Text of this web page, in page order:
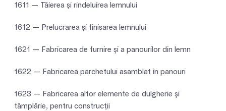
1611 — Tăierea şi rindeluirea lemnului
1612 — Prelucrarea și finisarea lemnului
1621 — Fabricarea de furnire şi a panourilor din lemn
1622 — Fabricarea parchetului asamblat în panouri
1623 — Fabricarea altor elemente de dulgherie şi
tâmplărie, pentru construcţii